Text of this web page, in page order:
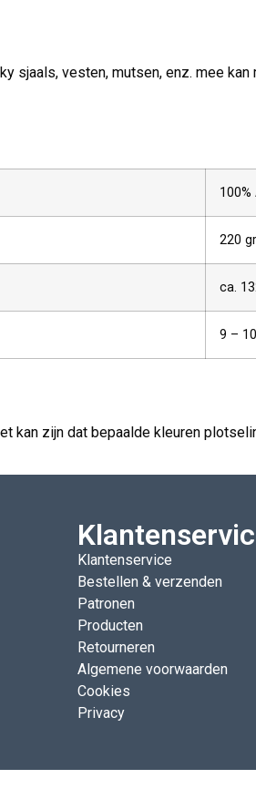
sjaals, vesten, mutsen, enz. mee
100%
220
ca.
9 – 10
kan zijn dat bepaalde kleuren
Klantenservice
Bestellen & verzenden
Patronen
Producten
Retourneren
Algemene voorwaarden
Cookies
Privacy